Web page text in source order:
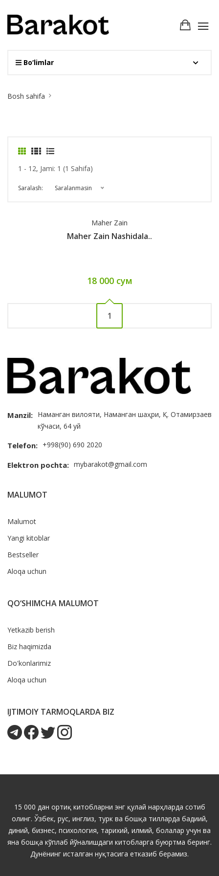
Bo‘limlar
Breadcrumb
Bosh sahifa
1 - 12, Jami: 1 (1 Sahifa)
Saralash: Saralanmasin
Maher Zain
Maher Zain Nashidala..
18 000 сум
1
Manzil: Наманган вилояти, Наманган шаҳри, Қ. Отамирзаев
кўчаси, 64 уй
Telefon: +998(90) 690 2020
Elektron pochta: mybarakot@gmail.com
MALUMOT
Malumot
Yangi kitoblar
Bestseller
Aloqa uchun
QO‘SHIMCHA MALUMOT
Yetkazib berish
Biz haqimizda
Do'konlarimiz
Aloqa uchun
IJTIMOIY TARMOQLARDA BIZ
15 000 дан ортиқ китобларни энг қулай нарҳларда сотиб
олинг. Ўзбек, рус, инглиз, турк ва бошқа тилларда бадиий,
диний, бизнес, психология, тарихий, илмий, болалар учун ва
яна бошқа кўплаб йўналишдаги китобларга буюртма беринг.
Дунёнинг исталган нуқтасига етказиб берамиз.